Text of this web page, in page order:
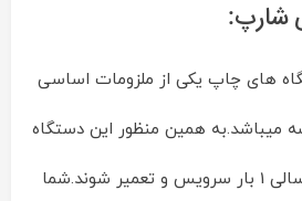
شارپ:
های چاپ یکی از ملزومات اساسی
میباشد.به همین منظور این دستگاه
ها میبایستی حدالمقدور سالی 1 بار سرویس و تعمیر شوند.شما